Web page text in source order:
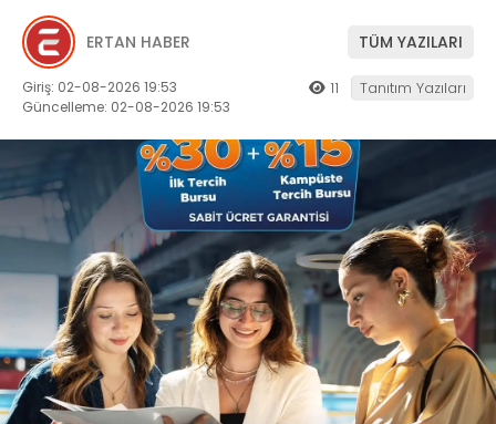
ERTAN HABER TÜM YAZILARI
Giriş: 02-08-2026 19:53
Güncelleme: 02-08-2026 19:53
11 Tanıtım Yazıları